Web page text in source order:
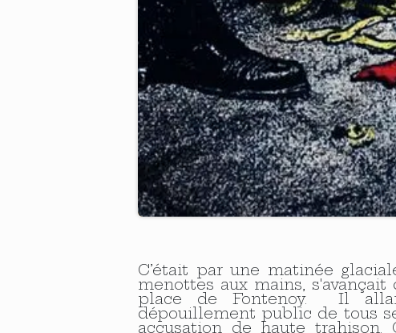
C’était par une matinée
menottes aux mains,
place de Fontenoy. Il
dépouillement public de tous
accusation de haute trahison.